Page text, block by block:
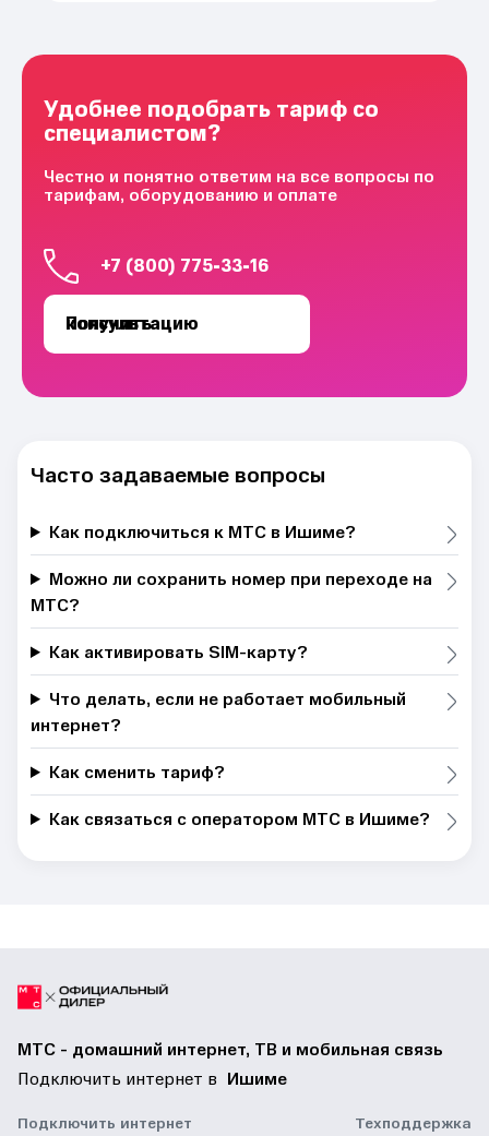
Удобнее подобрать тариф со
специалистом?
Честно и понятно ответим на все вопросы по
тарифам, оборудованию и оплате
+7 (800) 775-33-16
Получить консультацию
Часто задаваемые вопросы
Как подключиться к МТС в Ишиме?
Можно ли сохранить номер при переходе на
МТС?
Как активировать SIM-карту?
Что делать, если не работает мобильный
интернет?
Как сменить тариф?
Как связаться с оператором МТС в Ишиме?
МТС - домашний интернет, ТВ и мобильная связь
Подключить интернет в Ишиме
Подключить интернет
Техподдержка